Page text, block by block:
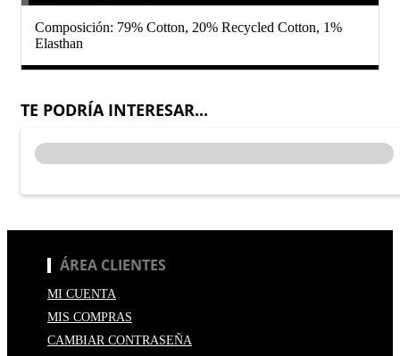
Composición: 79% Cotton, 20% Recycled Cotton, 1%
Elasthan
TE PODRÍA INTERESAR...
ÁREA CLIENTES
MI CUENTA
MIS COMPRAS
CAMBIAR CONTRASEÑA